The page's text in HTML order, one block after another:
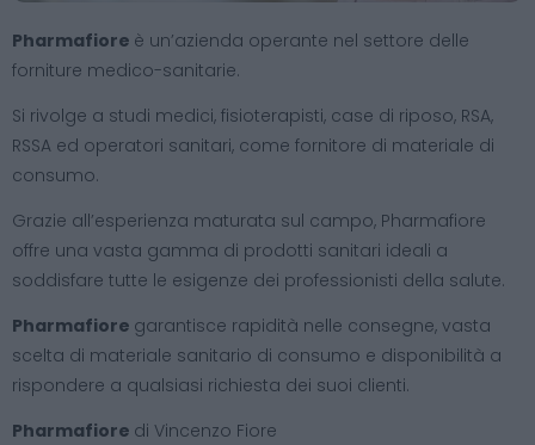
Pharmafiore è un’azienda operante nel settore delle
forniture medico-sanitarie.
Si rivolge a studi medici, fisioterapisti, case di riposo, RSA,
RSSA ed operatori sanitari, come fornitore di materiale di
consumo.
Grazie all’esperienza maturata sul campo, Pharmafiore
offre una vasta gamma di prodotti sanitari ideali a
soddisfare tutte le esigenze dei professionisti della salute.
Pharmafiore garantisce rapidità nelle consegne, vasta
scelta di materiale sanitario di consumo e disponibilità a
rispondere a qualsiasi richiesta dei suoi clienti.
Pharmafiore di Vincenzo Fiore